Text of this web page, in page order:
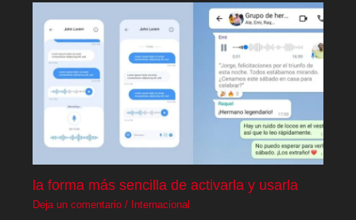
la forma más sencilla de activarla y usarla
Deja un comentario / Internacional